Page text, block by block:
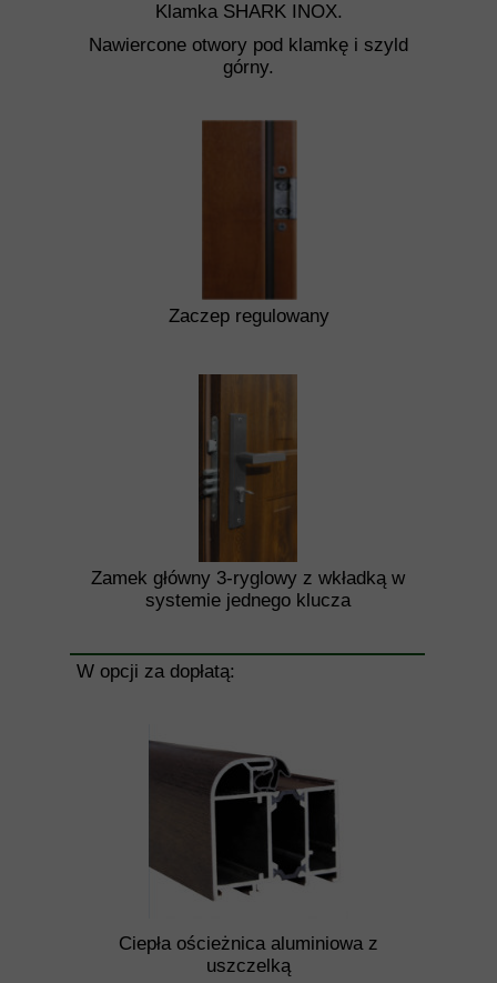
Zaczep regulowany
Zamek główny 3-ryglowy z wkładką w
systemie jednego klucza
Nawiercone otwory pod klamkę i szyld
górny.
W opcji za dopłatą:
Ciepła ościeżnica aluminiowa z
uszczelką
Klamka SHARK INOX.